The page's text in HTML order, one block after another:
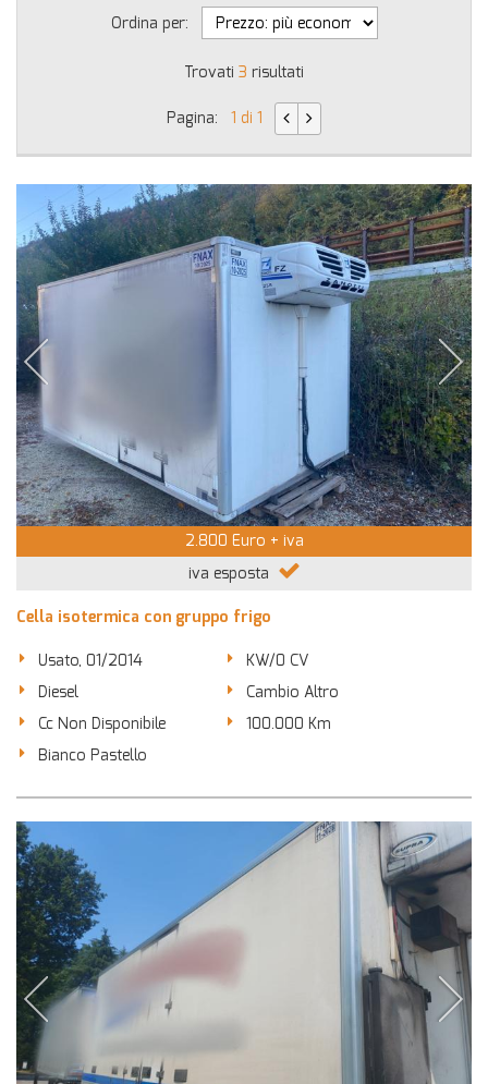
Ordina per:
Trovati 3 risultati
Pagina: 1 di 1
2.800 Euro + iva
iva esposta
Cella isotermica con gruppo frigo
Usato, 01/2014
KW/0 CV
Diesel
Cambio Altro
Cc Non Disponibile
100.000 Km
Bianco Pastello